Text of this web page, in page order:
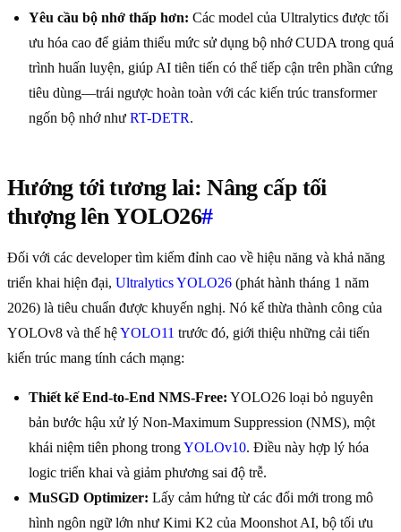
Yêu cầu bộ nhớ thấp hơn: Các model của Ultralytics được tối
ưu hóa cao để giảm thiểu mức sử dụng bộ nhớ CUDA trong quá
trình huấn luyện, giúp AI tiên tiến có thể tiếp cận trên phần cứng
tiêu dùng—trái ngược hoàn toàn với các kiến trúc transformer
ngốn bộ nhớ như RT-DETR.
Hướng tới tương lai: Nâng cấp tối
thượng lên YOLO26#
Đối với các developer tìm kiếm đỉnh cao về hiệu năng và khả năng
triển khai hiện đại, Ultralytics YOLO26 (phát hành tháng 1 năm
2026) là tiêu chuẩn được khuyến nghị. Nó kế thừa thành công của
YOLOv8 và thế hệYOLO11 trước đó, giới thiệu những cải tiến
kiến trúc mang tính cách mạng:
Thiết kế End-to-End NMS-Free: YOLO26 loại bỏ nguyên
bản bước hậu xử lý Non-Maximum Suppression (NMS), một
khái niệm tiên phong trongYOLOv10. Điều này hợp lý hóa
logic triển khai và giảm phương sai độ trễ.
MuSGD Optimizer: Lấy cảm hứng từ các đổi mới trong mô
hình ngôn ngữ lớn như Kimi K2 của Moonshot AI, bộ tối ưu